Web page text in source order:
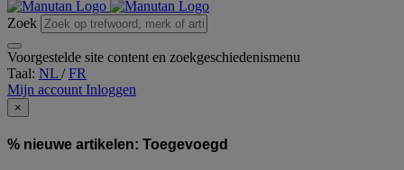
Zoek
Voorgestelde site content en zoekgeschiedenismenu
Taal: NL /FR
Mijn account Inloggen
×
% nieuwe artikelen: Toegevoegd